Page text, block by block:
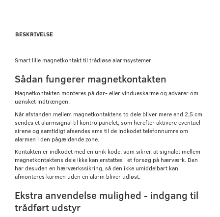
BESKRIVELSE
Smart lille magnetkontakt til trådløse alarmsystemer
Sådan fungerer magnetkontakten
Magnetkontakten monteres på dør- eller vindueskarme og advarer om
uønsket indtrængen.
Når afstanden mellem magnetkontaktens to dele bliver mere end 2,5 cm
sendes et alarmsignal til kontrolpanelet, som herefter aktivere eventuel
sirene og samtidigt afsendes sms til de indkodet telefonnumre om
alarmen i den pågældende zone.
Kontakten er indkodet med en unik kode, som sikrer, at signalet mellem
magnetkontaktens dele ikke kan erstattes i et forsøg på hærværk. Den
har desuden en hærværkssikring, så den ikke umiddelbart kan
afmonteres karmen uden en alarm bliver udløst.
Ekstra anvendelse mulighed - indgang til
trådført udstyr